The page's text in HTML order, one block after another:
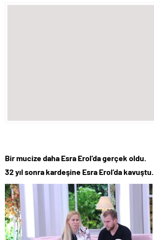
Bir mucize daha Esra Erol’da gerçek oldu.
32 yıl sonra kardeşine Esra Erol’da kavuştu.